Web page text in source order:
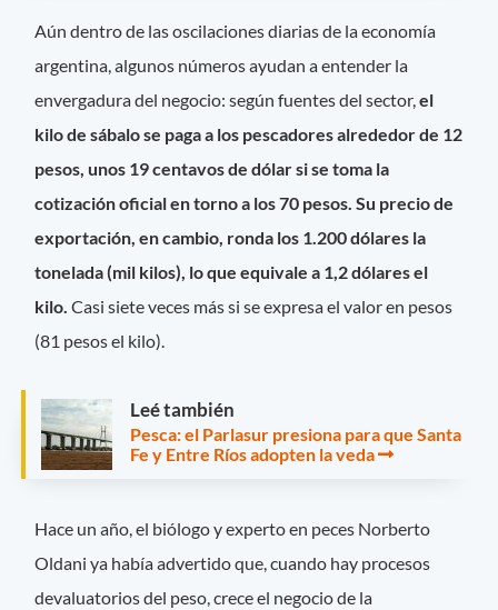
Aún dentro de las oscilaciones diarias de la economía
argentina, algunos números ayudan a entender la
envergadura del negocio: según fuentes del sector,el
kilo de sábalo se paga a los pescadores alrededor de 12
pesos, unos 19 centavos de dólar si se toma la
cotización oficial en torno a los 70 pesos. Su precio de
exportación, en cambio, ronda los 1.200 dólares la
tonelada (mil kilos), lo que equivale a 1,2 dólares el
kilo.Casi siete veces más si se expresa el valor en pesos
(81 pesos el kilo).
Leé también
Pesca: el Parlasur presiona para que Santa
Fe y Entre Ríos adopten la veda
Hace un año, el biólogo y experto en peces Norberto
Oldani ya había advertido que, cuando hay procesos
devaluatorios del peso, crece el negocio de la